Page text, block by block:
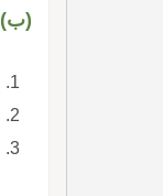
(ب)